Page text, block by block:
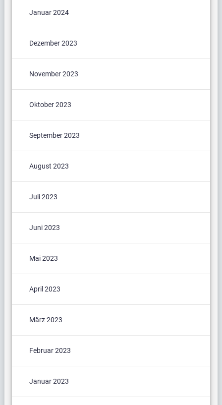
Januar 2024
Dezember 2023
November 2023
Oktober 2023
September 2023
August 2023
Juli 2023
Juni 2023
Mai 2023
April 2023
März 2023
Februar 2023
Januar 2023